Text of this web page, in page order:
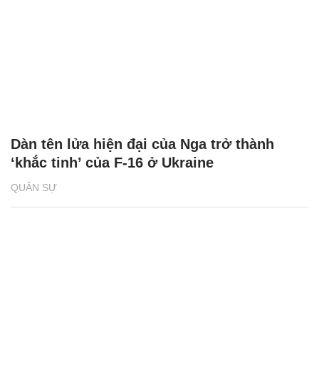
QUÂN SỰ
Dàn tên lửa hiện đại của Nga trở thành
‘khắc tinh’ của F-16 ở Ukraine